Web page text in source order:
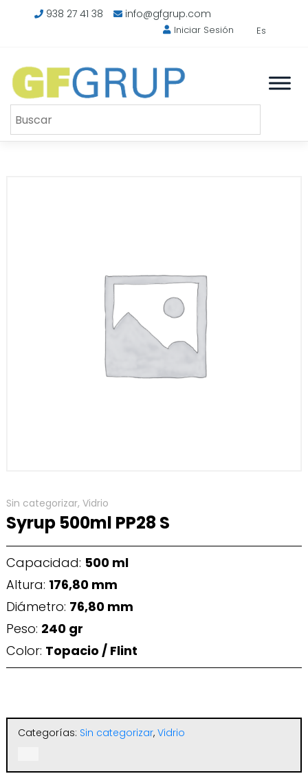
938 27 41 38 info@gfgrup.com
Es
Iniciar Sesión
Sin categorizar, Vidrio
Syrup 500ml PP28 S
Capacidad: 500 ml
Altura: 176,80 mm
Diámetro: 76,80 mm
Peso: 240 gr
Color: Topacio / Flint
Categorías: Sin categorizar, Vidrio